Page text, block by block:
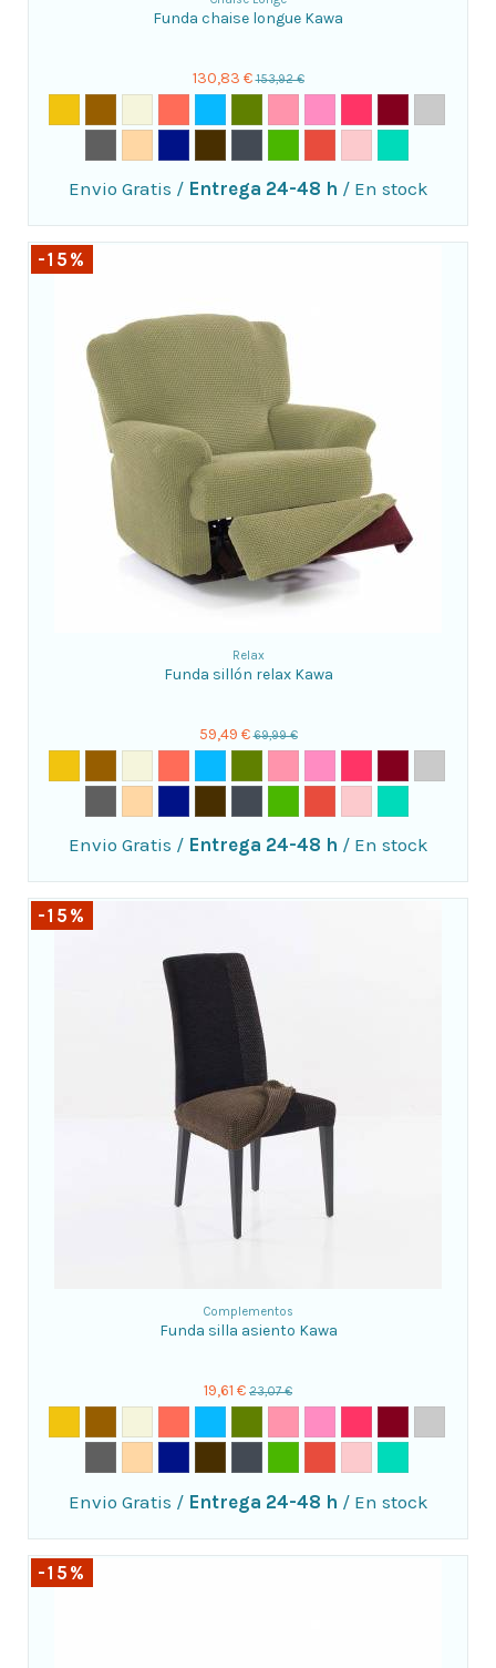
Funda chaise longue Kawa
130,83 € 153,92 €
Envio Gratis / Entrega 24-48 h / En stock
-15%
Relax
Funda sillón relax Kawa
59,49 € 69,99 €
Envio Gratis / Entrega 24-48 h / En stock
-15%
Complementos
Funda silla asiento Kawa
19,61 € 23,07 €
Envio Gratis / Entrega 24-48 h / En stock
-15%